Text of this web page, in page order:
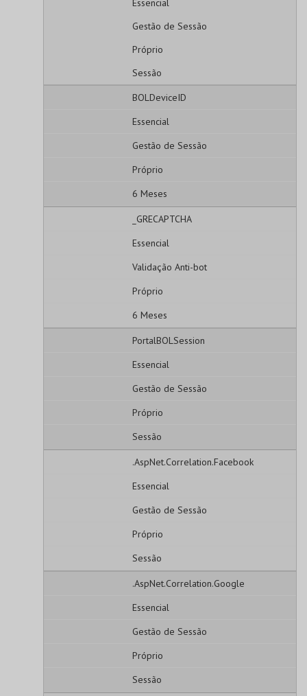
Essencial
Gestão de Sessão
Próprio
Sessão
BOLDeviceID
Essencial
Gestão de Sessão
Próprio
6 Meses
_GRECAPTCHA
Essencial
Validação Anti-bot
Próprio
6 Meses
PortalBOLSession
Essencial
Gestão de Sessão
Próprio
Sessão
.AspNet.Correlation.Facebook
Essencial
Gestão de Sessão
Próprio
Sessão
.AspNet.Correlation.Google
Essencial
Gestão de Sessão
Próprio
Sessão